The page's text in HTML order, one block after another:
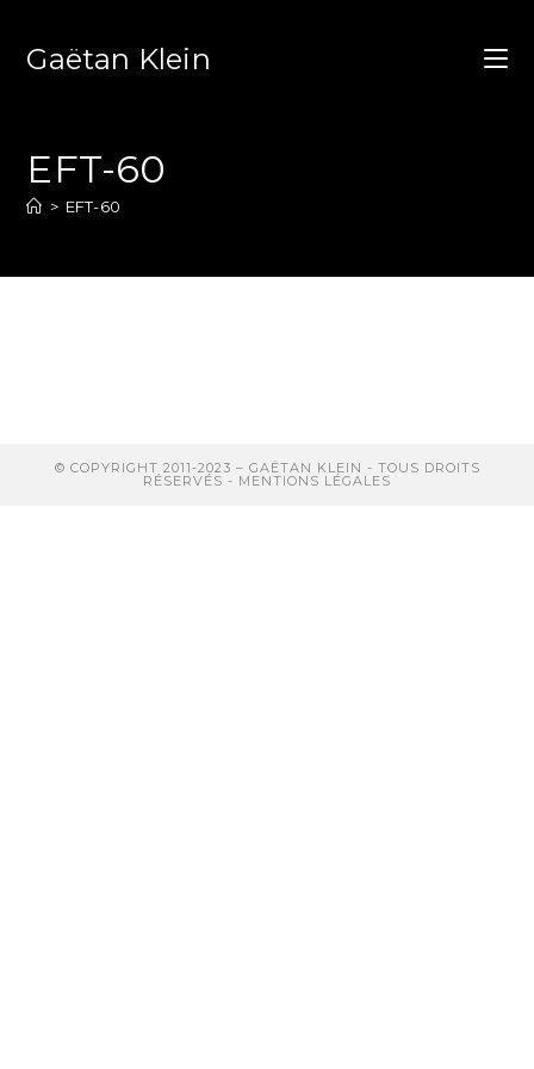
Gaëtan Klein
EFT-60
> EFT-60
© COPYRIGHT 2011-2023 – GAËTAN KLEIN - TOUS DROITS
RÉSERVÉS - MENTIONS LÉGALES